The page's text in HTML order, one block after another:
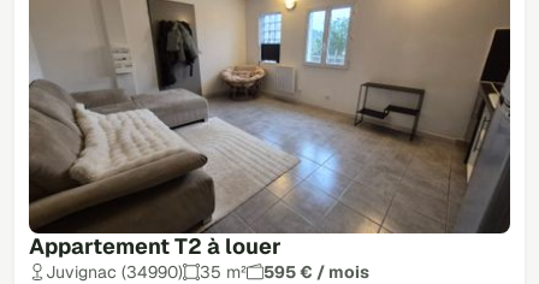
Appartement T2 à louer
Juvignac (34990) 35 m²
595 € / mois